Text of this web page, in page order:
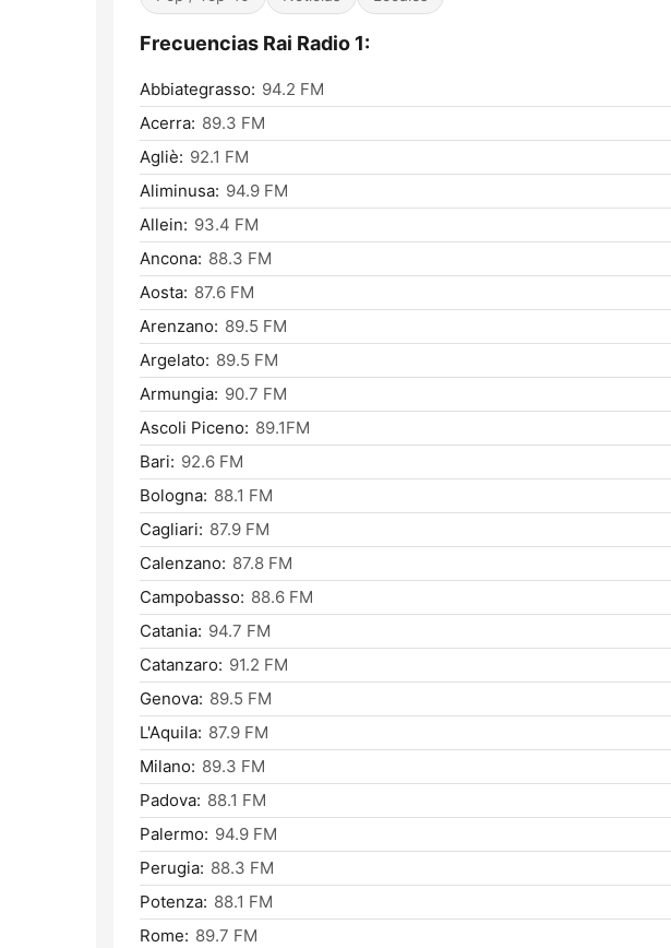
Frecuencias Rai Radio 1:
Abbiategrasso: 94.2 FM
Acerra: 89.3 FM
Agliè: 92.1 FM
Aliminusa: 94.9 FM
Allein: 93.4 FM
Ancona: 88.3 FM
Aosta: 87.6 FM
Arenzano: 89.5 FM
Argelato: 89.5 FM
Armungia: 90.7 FM
Ascoli Piceno: 89.1FM
Bari: 92.6 FM
Bologna: 88.1 FM
Cagliari: 87.9 FM
Calenzano: 87.8 FM
Campobasso: 88.6 FM
Catania: 94.7 FM
Catanzaro: 91.2 FM
Genova: 89.5 FM
L'Aquila: 87.9 FM
Milano: 89.3 FM
Padova: 88.1 FM
Palermo: 94.9 FM
Perugia: 88.3 FM
Potenza: 88.1 FM
Rome: 89.7 FM